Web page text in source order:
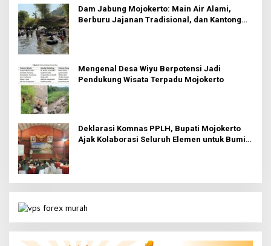
Dam Jabung Mojokerto: Main Air Alami,
Berburu Jajanan Tradisional, dan Kantong
Mengenal Desa Wiyu Berpotensi Jadi
Pendukung Wisata Terpadu Mojokerto
Deklarasi Komnas PPLH, Bupati Mojokerto
Ajak Kolaborasi Seluruh Elemen untuk Bumi